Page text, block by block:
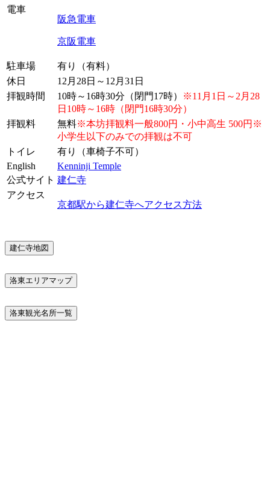
電車
阪急電車
京阪電車
駐車場
有り（有料）
休日
12月28日～12月31日
拝観時間
10時～16時30分（閉門17時）
※11月1日～2月28
日10時～16時（閉門16時30分）
拝観料
無料※本坊拝観料一般800円・小中高生 500円※
小学生以下のみでの拝観は不可
トイレ
有り（車椅子不可）
English
Kenninji Temple
公式サイト 建仁寺
アクセス
京都駅から建仁寺へアクセス方法
建仁寺地図
洛東エリアマップ
洛東観光名所一覧